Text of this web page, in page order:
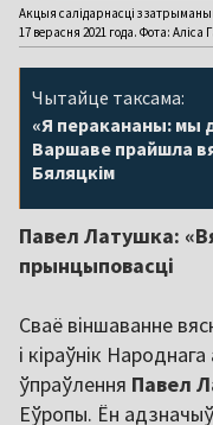
Акцыя салідарнасці з
17 верасня 2021 года. Фота: Аліса
Чытайце таксама:
«Я перакананы: мы
Варшаве прайшла
Бяляцкім
Павел Латушка:
прынцыповасці
Сваё віншаванне
і кіраўнік
ўпраўлення Павел
Еўропы. Ён